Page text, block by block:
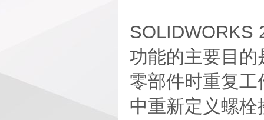
SOLIDWORKS
功能的主要目
零部件时重复
中重新定义螺